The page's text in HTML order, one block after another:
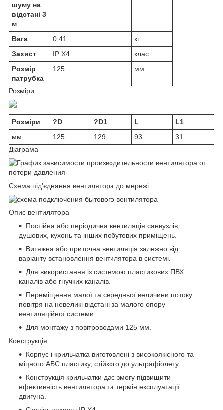
шуму на
відстані 3
м
Вага 0.41
кг
Захист
IP X4
клас
Розмір
патрубка
125 мм
Розміри
Розміри ?D ?D1 L
L1
мм
125 129 93
31
Діаграма
Схема під'єднання вентилятора до мережі
Опис вентилятора
Постійна або періодична вентиляція санвузлів,
душових, кухонь та інших побутових приміщень.
Витяжна або приточна вентиляція залежно від
варіанту встановлення вентилятора в системі.
Для використання із системою пластикових ПВХ
каналів або гнучких каналів.
Переміщення малої та середньої величини потоку
повітря на невеликі відстані за малого опору
вентиляційної системи.
Для монтажу з повітроводами 125 мм.
Конструкція
Корпус і крильчатка виготовлені з високоякісного та
міцного АБС пластику, стійкого до ультрафіолету.
Конструкція крильчатки дає змогу підвищити
ефективність вентилятора та термін експлуатації
двигуна.